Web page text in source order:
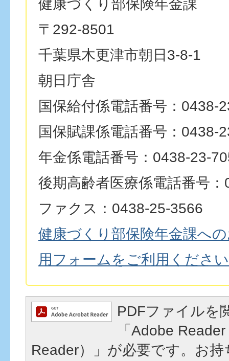
健康づくり部保険年金課
〒292-8501
千葉県木更津市朝日3-8-1
朝日庁舎
国保給付係電話番号：0438-
国保賦課係電話番号：0438-
年金係電話番号：0438-23-
後期高齢者医療係電話番号
ファクス：0438-25-3566
健康づくり部保険年金課へ
用フォームをご利用くださ
PDFファイルを
「Adobe
Reader）」が必要です。お